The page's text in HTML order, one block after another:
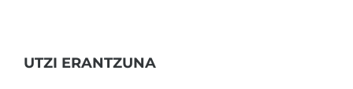
UTZI ERANTZUNA